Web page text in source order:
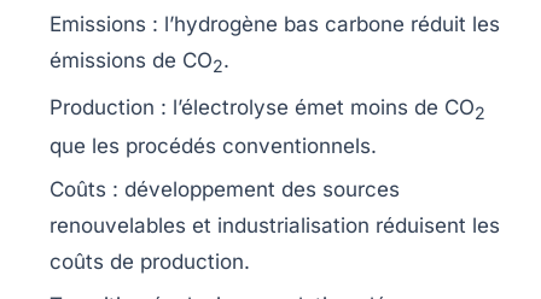
Emissions : l’hydrogène bas carbone réduit les
émissions de CO2.
Production : l’électrolyse émet moins de CO2
que les procédés conventionnels.
Coûts : développement des sources
renouvelables et industrialisation réduisent les
coûts de production.